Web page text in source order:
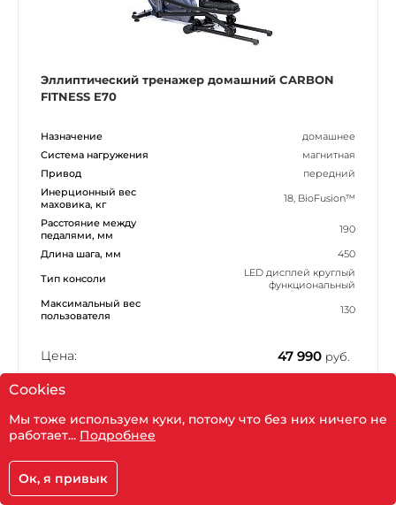
Показать фильтр
Каталог
Эллиптический тренажер домашний CARBON
FITNESS E70
Назначение
домашнее
Система нагружения
магнитная
Привод
передний
Инерционный вес
маховика, кг
18, BioFusion™
Расстояние между
педалями, мм
190
Длина шага, мм
450
Тип консоли
LED дисплей круглый
функциональный
Максимальный вес
пользователя
130
Цена: 47 990 руб.
Cookies
Мы тоже используем куки, потому что без них ничего не
работает... Подробнее
Ок, я привык